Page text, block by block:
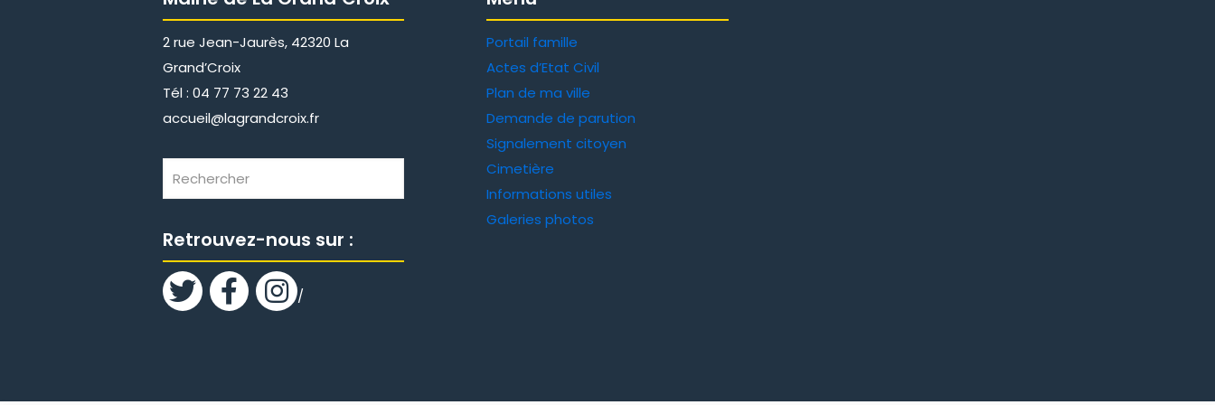
2 rue Jean-Jaurès, 42320 La
Grand’Croix
Tél : 04 77 73 22 43
accueil@lagrandcroix.fr
Retrouvez-nous sur :
/
Portail famille
Actes d’Etat Civil
Plan de ma ville
Demande de parution
Signalement citoyen
Cimetière
Informations utiles
Galeries photos